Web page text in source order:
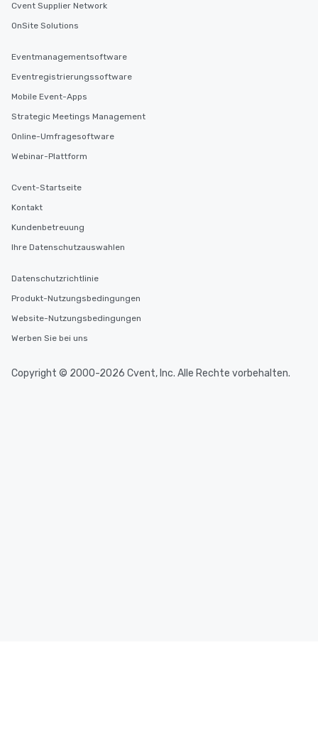
Cvent Supplier Network
OnSite Solutions
Eventmanagementsoftware
Eventregistrierungssoftware
Mobile Event-Apps
Strategic Meetings Management
Online-Umfragesoftware
Webinar-Plattform
Cvent-Startseite
Kontakt
Kundenbetreuung
Ihre Datenschutzauswahlen
Datenschutzrichtlinie
Produkt-Nutzungsbedingungen
Website-Nutzungsbedingungen
Werben Sie bei uns
Copyright © 2000-2026 Cvent, Inc. Alle Rechte vorbehalten.